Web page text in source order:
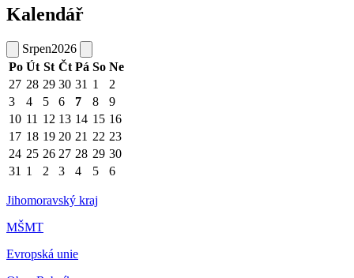
Kalendář
Srpen2026
Po Út St Čt Pá So Ne
27 28 29 30 31 1
2
3
4 5 6 7 8
9
10 11 12 13 14 15 16
17 18 19 20 21 22 23
24 25 26 27 28 29 30
31 1 2 3 4 5 6
Jihomoravský kraj
MŠMT
Evropská unie